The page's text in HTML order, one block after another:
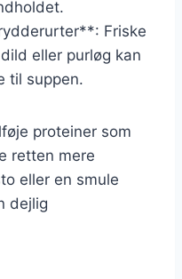
Friske
eller purløg kan
til suppen.
proteiner som
retten mere
eller en smule
dejlig